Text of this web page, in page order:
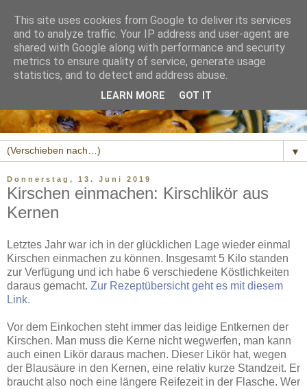
▼
Donnerstag, 13. Juni 2019
Kirschen einmachen: Kirschlikör aus
Kernen
Letztes Jahr war ich in der glücklichen Lage wieder einmal
Kirschen einmachen zu können. Insgesamt 5 Kilo standen
zur Verfügung und ich habe 6 verschiedene Köstlichkeiten
daraus gemacht. Zur Rezeptübersicht geht es mit diesem
Link.
Vor dem Einkochen steht immer das leidige Entkernen der
Kirschen. Man muss die Kerne nicht wegwerfen, man kann
auch einen Likör daraus machen. Dieser Likör hat, wegen
der Blausäure in den Kernen, eine relativ kurze Standzeit. Er
braucht also noch eine längere Reifezeit in der Flasche. Wer
This site uses cookies from Google to deliver its services
and to analyze traffic. Your IP address and user-agent are
shared with Google along with performance and security
metrics to ensure quality of service, generate usage
statistics, and to detect and address abuse.
LEARN MORE GOT IT